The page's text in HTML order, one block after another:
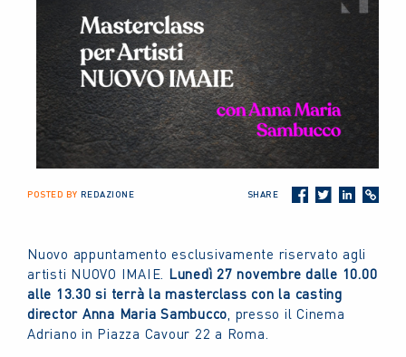
POSTED BY REDAZIONE SHARE
Nuovo appuntamento esclusivamente riservato agli
artisti NUOVO IMAIE. Lunedì 27 novembre dalle 10.00
alle 13.30 si terrà la masterclass con la casting
director Anna Maria Sambucco , presso il Cinema
Adriano in Piazza Cavour 22 a Roma.